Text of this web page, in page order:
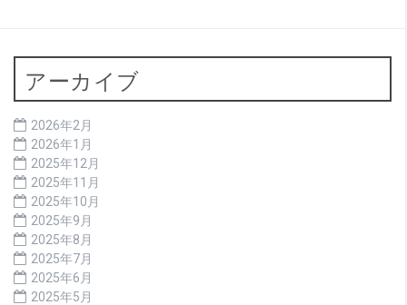
アーカイブ
2026年2月
2026年1月
2025年12月
2025年11月
2025年10月
2025年9月
2025年8月
2025年7月
2025年6月
2025年5月